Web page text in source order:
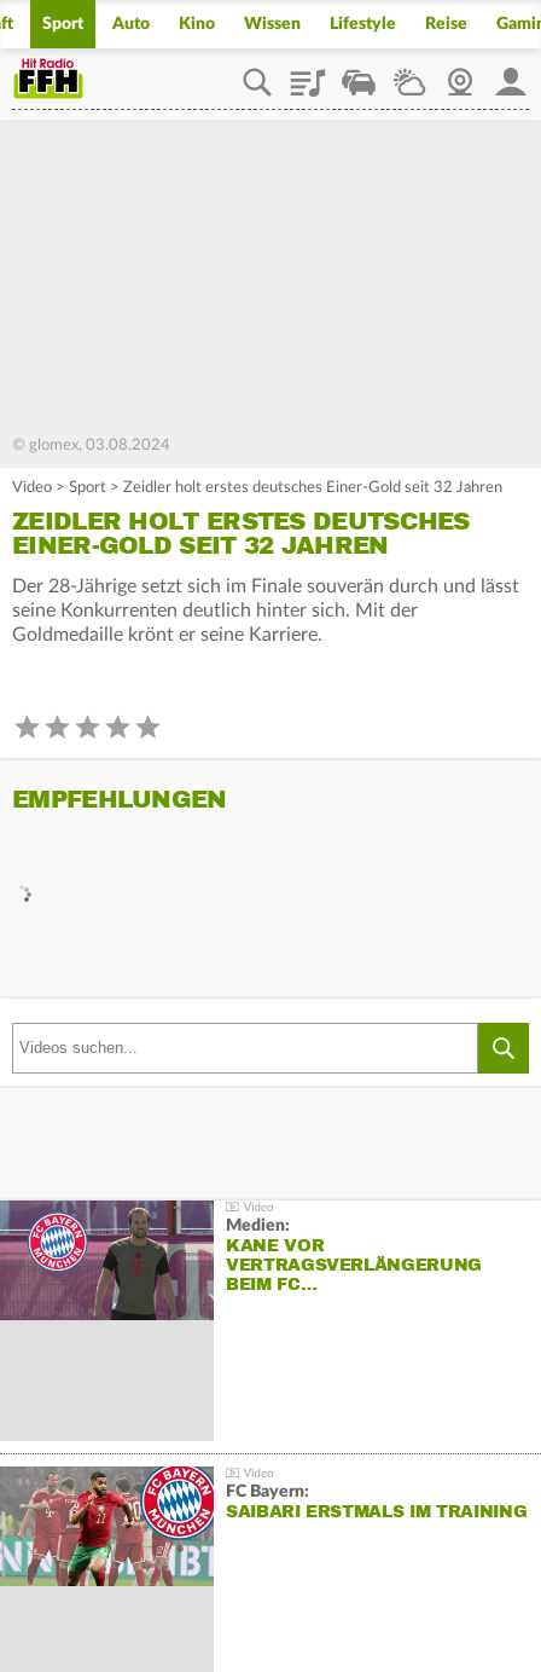
Sport Auto Kino Wissen Lifestyle Reise
PlaylistStaupilotWetterWebcam
© glomex, 03.08.2024
Video > Sport > Zeidler holt erstes deutsches Einer-Gold seit 32 Jahren
ZEIDLER HOLT ERSTES DEUTSCHES
EINER-GOLD SEIT 32 JAHREN
Der 28-Jährige setzt sich im Finale souverän durch und lässt
seine Konkurrenten deutlich hinter sich. Mit der
Goldmedaille krönt er seine Karriere.
EMPFEHLUNGEN
Medien:
KANE VOR
VERTRAGSVERLÄNGERUNG
BEIM FC…
FC Bayern:
SAIBARI ERSTMALS IM TRAINING